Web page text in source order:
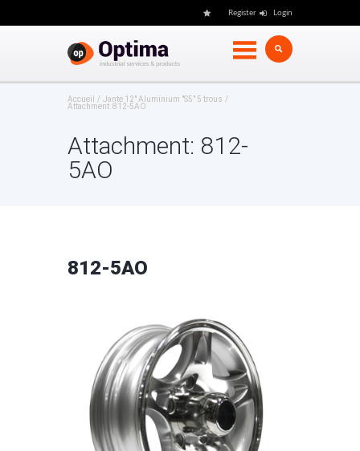
Register Login
Accueil
Jante 12" Aluminium "S5" 5 trous
Attachment: 812-5AO
Attachment: 812-
5AO
812-5AO